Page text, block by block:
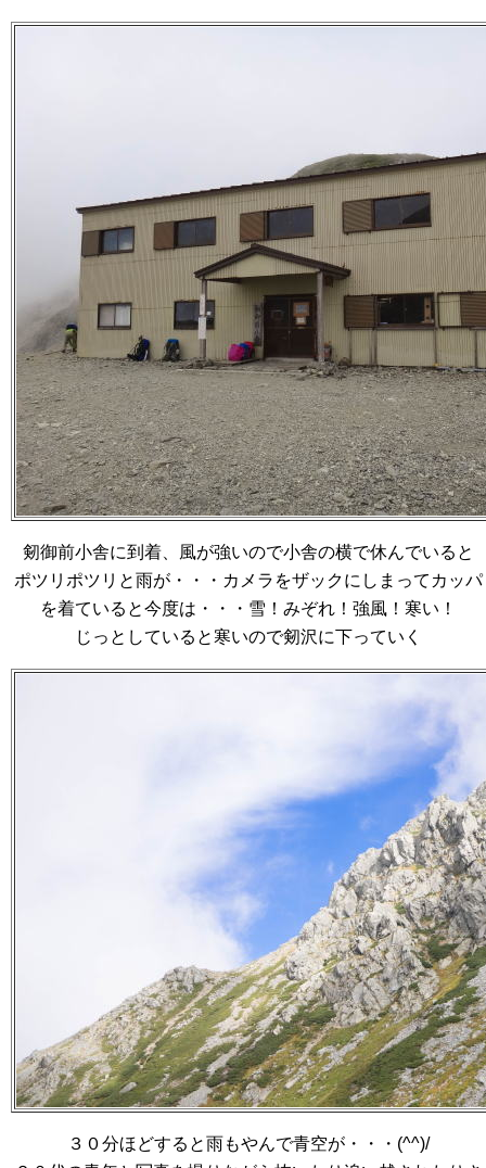
剱御前小舎に到着、風が強いので小舎の横で休んでいると
ポツリポツリと雨が・・・カメラをザックにしまってカッパ
を着ていると今度は・・・雪！みぞれ！強風！寒い！
じっとしていると寒いので剱沢に下っていく
３０分ほどすると雨もやんで青空が・・・(^^)/